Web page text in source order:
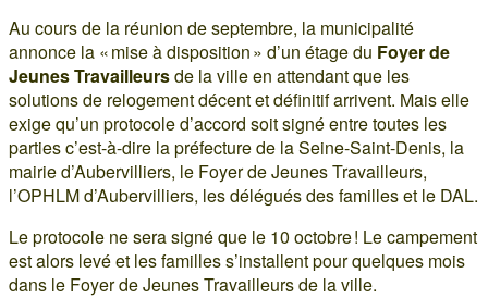
Au cours de la réunion de septembre, la municipalité
annonce la « mise à disposition » d’un étage du Foyer de
Jeunes Travailleursde la ville en attendant que les
solutions de relogement décent et définitif arrivent. Mais elle
exige qu’un protocole d’accord soit signé entre toutes les
parties c’est-à-dire la préfecture de la Seine-Saint-Denis, la
mairie d’Aubervilliers, le Foyer de Jeunes Travailleurs,
l’OPHLM d’Aubervilliers, les délégués des familles et le DAL.
Le protocole ne sera signé que le 10 octobre ! Le campement
est alors levé et les familles s’installent pour quelques mois
dans le Foyer de Jeunes Travailleurs de la ville.